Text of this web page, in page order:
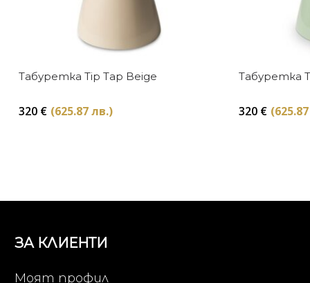
Табуретка Tip Tap Beige
320 € (625.87 лв.)
Табуретка
320 €
ЗА КЛИЕНТИ
Моят профил